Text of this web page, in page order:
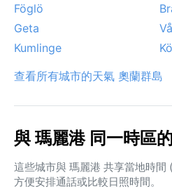
Föglö
Geta
Kumlinge
查看所有城市的天氣 奧蘭群島
與 瑪麗港 同一時區
這些城市與 瑪麗港 共享當地時
方便安排通話或比較日照時間。